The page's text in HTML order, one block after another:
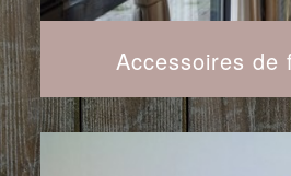
Accessoires de